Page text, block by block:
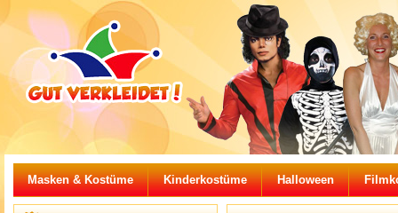
Masken & Kostüme Kinderkostüme Halloween